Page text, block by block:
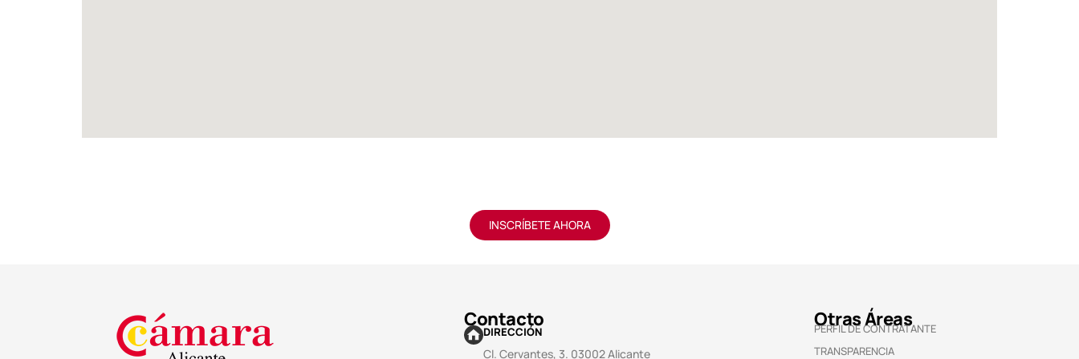
INSCRÍBETE AHORA
Contacto
DIRECCIÓN
Cl. Cervantes, 3. 03002 Alicante
Otras Áreas
PERFIL DE CONTRATANTE
TRANSPARENCIA